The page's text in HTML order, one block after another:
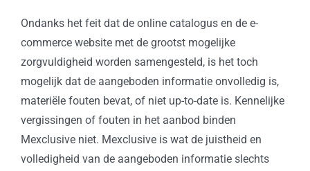
Ondanks het feit dat de online catalogus en de e-
commerce website met de grootst mogelijke
zorgvuldigheid worden samengesteld, is het toch
mogelijk dat de aangeboden informatie onvolledig is,
materiële fouten bevat, of niet up-to-date is. Kennelijke
vergissingen of fouten in het aanbod binden
Mexclusive niet. Mexclusive is wat de juistheid en
volledigheid van de aangeboden informatie slechts